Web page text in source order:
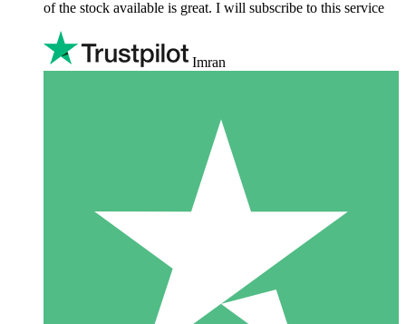
of the stock available is great. I will subscribe to this service
Imran